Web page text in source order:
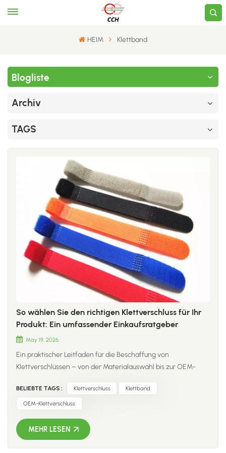
HEIM Klettband
Blogliste
Archiv
TAGS
So wählen Sie den richtigen Klettverschluss für Ihr
Produkt: Ein umfassender Einkaufsratgeber
May 19, 2026
Ein praktischer Leitfaden für die Beschaffung von
Klettverschlüssen – von der Materialauswahl bis zur OEM-
Anwendung zu finden. EinführungKlettverschlüsse sind
allgegenwärtig – sie halten Kabel zusammen, verschließen
selbstgemachte Moskitonetze. Doch Klettbänder sind nicht
gleich Klettband. Die Wahl des falschen Typs kann zu
BELIEBTE TAGS : Klettverschluss Klettband
OEM-Klettverschluss
MEHR LESEN